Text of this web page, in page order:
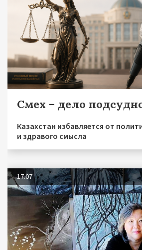
Смех – дело
Казахстан избавляется от
и здравого смысла
17.07